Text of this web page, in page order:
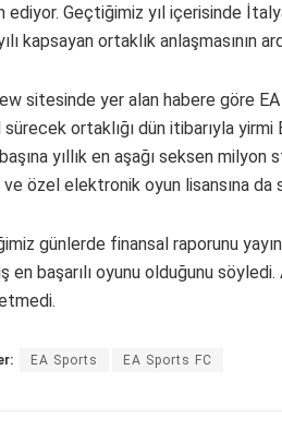
ediyor. Geçtiğimiz yıl içerisinde
kapsayan ortaklık anlaşmasının
sitesinde yer alan habere göre
sürecek ortaklığı dün itibarıyla
yıllık en aşağı seksen
ve özel elektronik oyun lisansına da
günlerde finansal raporunu
en başarılı oyunu olduğunu
EA Sports EA Sports FC